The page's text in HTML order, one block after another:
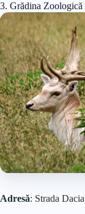
3. Grădina
Adresă: Strada